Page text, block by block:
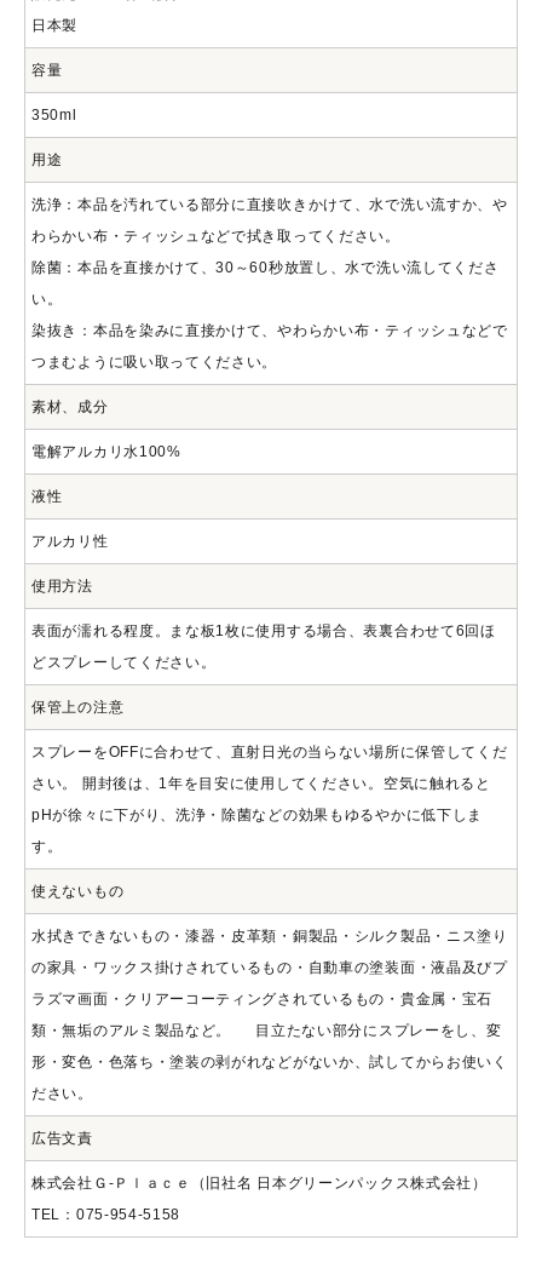
日本製
容量
350ml
用途
洗浄：本品を汚れている部分に直接吹きかけて、水で洗い流すか、や
わらかい布・ティッシュなどで拭き取ってください。
除菌：本品を直接かけて、30～60秒放置し、水で洗い流してくださ
い。
染抜き：本品を染みに直接かけて、やわらかい布・ティッシュなどで
つまむように吸い取ってください。
素材、成分
電解アルカリ水100%
液性
アルカリ性
使用方法
表面が濡れる程度。まな板1枚に使用する場合、表裏合わせて6回ほ
どスプレーしてください。
保管上の注意
スプレーをOFFに合わせて、直射日光の当らない場所に保管してくだ
さい。 開封後は、1年を目安に使用してください。空気に触れると
pHが徐々に下がり、洗浄・除菌などの効果もゆるやかに低下しま
す。
使えないもの
水拭きできないもの・漆器・皮革類・銅製品・シルク製品・ニス塗り
の家具・ワックス掛けされているもの・自動車の塗装面・液晶及びプ
ラズマ画面・クリアーコーティングされているもの・貴金属・宝石
類・無垢のアルミ製品など。 目立たない部分にスプレーをし、変
形・変色・色落ち・塗装の剥がれなどがないか、試してからお使いく
ださい。
広告文責
株式会社Ｇ‐Ｐｌａｃｅ（旧社名 日本グリーンパックス株式会社）
TEL：075-954-5158